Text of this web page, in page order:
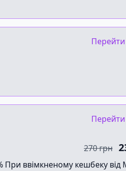
270 грн
При ввімкненому кешбеку від